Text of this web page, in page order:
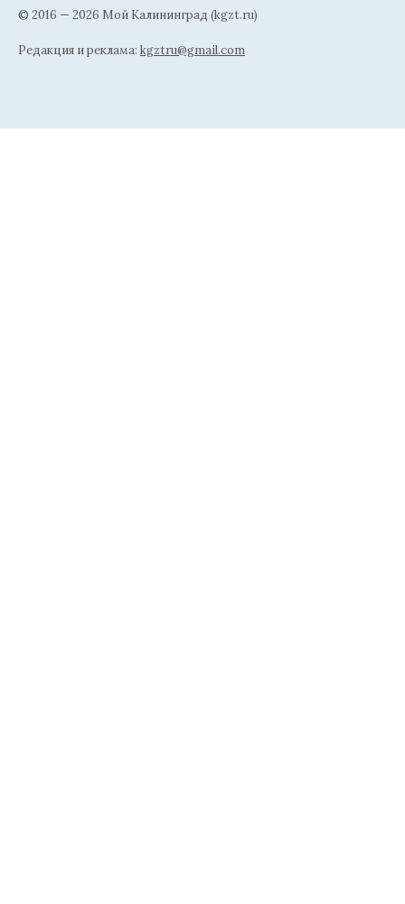
© 2016 — 2026 Мой Калининград (kgzt.ru)
Редакция и реклама: kgztru@gmail.com